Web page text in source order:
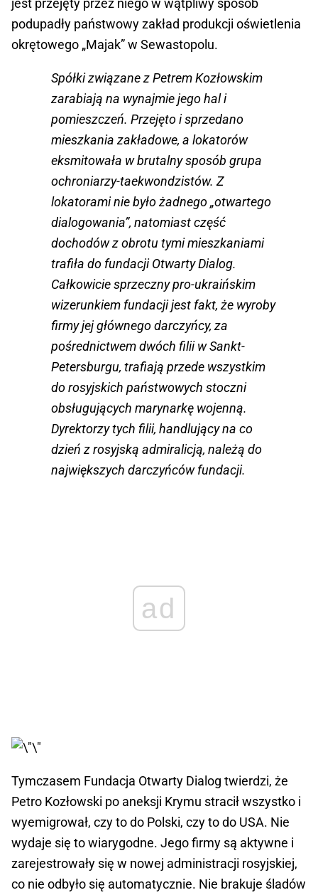
jest przejęty przez niego w wątpliwy sposób
podupadły państwowy zakład produkcji oświetlenia
okrętowego „Majak” w Sewastopolu.
Spółki związane z Petrem Kozłowskim
zarabiają na wynajmie jego hal i
pomieszczeń. Przejęto i sprzedano
mieszkania zakładowe, a lokatorów
eksmitowała w brutalny sposób grupa
ochroniarzy-taekwondzistów. Z
lokatorami nie było żadnego „otwartego
dialogowania”, natomiast część
dochodów z obrotu tymi mieszkaniami
trafiła do fundacji Otwarty Dialog.
Całkowicie sprzeczny pro-ukraińskim
wizerunkiem fundacji jest fakt, że wyroby
firmy jej głównego darczyńcy, za
pośrednictwem dwóch filii w Sankt-
Petersburgu, trafiają przede wszystkim
do rosyjskich państwowych stoczni
obsługujących marynarkę wojenną.
Dyrektorzy tych filii, handlujący na co
dzień z rosyjską admiralicją, należą do
największych darczyńców fundacji.
ad
Tymczasem Fundacja Otwarty Dialog twierdzi, że
Petro Kozłowski po aneksji Krymu stracił wszystko i
wyemigrował, czy to do Polski, czy to do USA. Nie
wydaje się to wiarygodne. Jego firmy są aktywne i
zarejestrowały się w nowej administracji rosyjskiej,
co nie odbyło się automatycznie. Nie brakuje śladów